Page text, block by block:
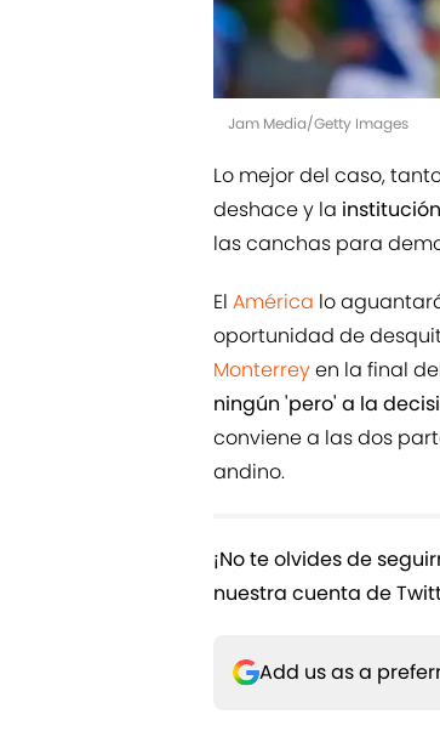
Jam Media/Getty Images
Lo mejor del caso,
deshace y la
las canchas para
El América lo
oportunidad de
Monterreyen la final
ningún 'pero' a la
conviene a las dos
andino.
¡No te olvides de
nuestra cuenta de
Add us as a